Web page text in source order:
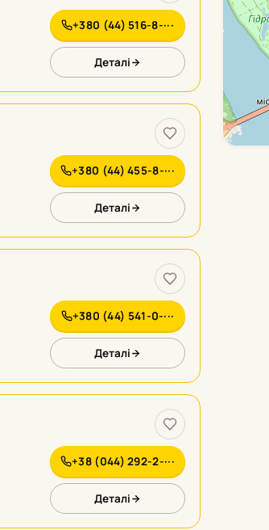
+380 (44) 516-8-···
Деталі
+380 (44) 455-8-···
Деталі
+380 (44) 541-0-···
Деталі
+38 (044) 292-2-···
Деталі